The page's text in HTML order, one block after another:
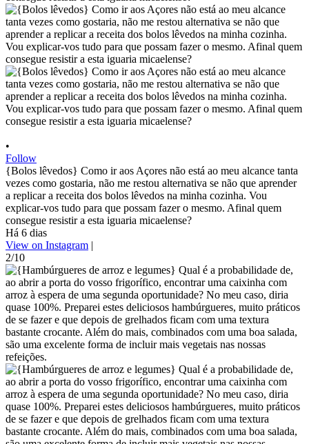
•
Follow
{Bolos lêvedos} Como ir aos Açores não está ao meu alcance tanta
vezes como gostaria, não me restou alternativa se não que aprender
a replicar a receita dos bolos lêvedos na minha cozinha. Vou
explicar-vos tudo para que possam fazer o mesmo. Afinal quem
consegue resistir a esta iguaria micaelense?
Há 6 dias
View on Instagram |
2/10